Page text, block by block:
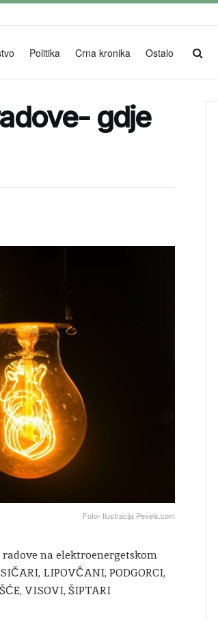
Politika Crna kronika Ostalo
gdje
Foto- Ilustracija Pexels.com
na elektroenergetskom
LIPOVČANI, PODGORCI,
VISOVI, ŠIPTARI